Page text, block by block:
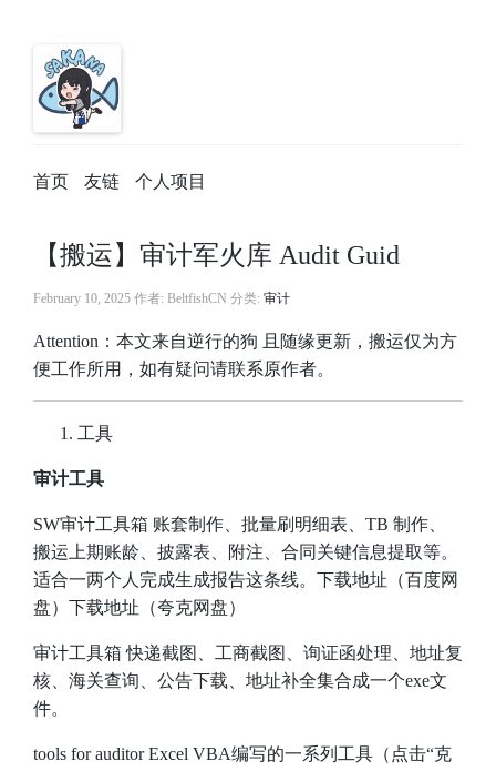
首页 友链 个人项目
【搬运】审计军火库 Audit Guid
February 10, 2025 作者: BeltfishCN 分类: 审计
Attention：本文来自逆行的狗 且随缘更新，搬运仅为方
便工作所用，如有疑问请联系原作者。
工具
审计工具
SW审计工具箱 账套制作、批量刷明细表、TB 制作、
搬运上期账龄、披露表、附注、合同关键信息提取等。
适合一两个人完成生成报告这条线。 下载地址（百度网
盘） 下载地址（夸克网盘）
审计工具箱 快递截图、工商截图、询证函处理、地址复
核、海关查询、公告下载、地址补全集合成一个exe文
件。
tools for auditor Excel VBA编写的一系列工具（点击“克